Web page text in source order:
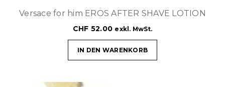
Versace for him EROS AFTER SHAVE LOTION
CHF 52.00 exkl. MwSt.
IN DEN WARENKORB